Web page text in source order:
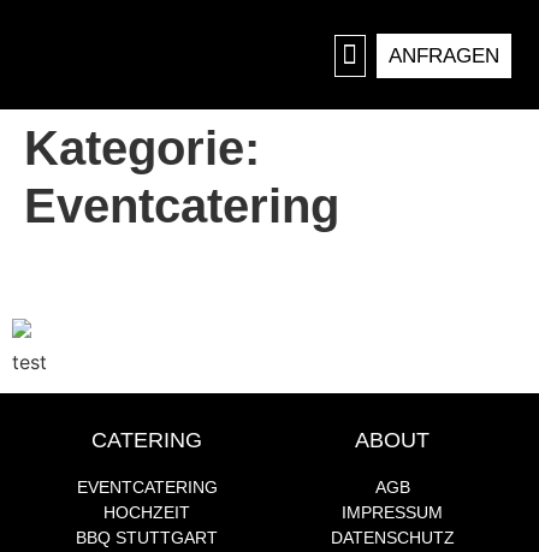
ANFRAGEN
Kategorie:
Eventcatering
test
CATERING
EVENTCATERING
HOCHZEIT
BBQ STUTTGART
ABOUT
AGB
IMPRESSUM
DATENSCHUTZ